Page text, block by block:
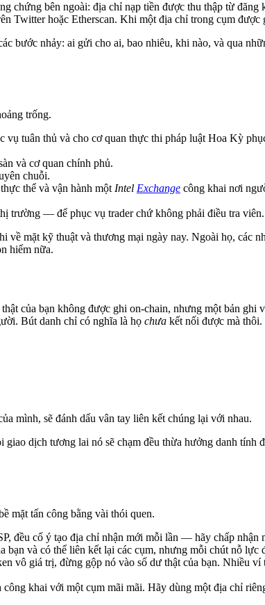
chứng bên ngoài: địa chỉ nạp tiền được thu thập từ đăng
Twitter hoặc Etherscan. Khi một địa chỉ trong cụm được
bước nhảy: ai gửi cho ai, bao nhiêu, khi nào, và qua
trống.
vụ tuân thủ và cho cơ quan thực thi pháp luật Hoa Kỳ
và cơ quan chính phủ.
chuỗi.
thể và vận hành một Intel Exchange công khai nơi
trường — để phục vụ trader chứ không phải điều tra viên.
mặt kỹ thuật và thương mại ngày nay. Ngoài họ, các
hiếm nữa.
thật của bạn không được ghi on-chain, nhưng một bản ghi
Bút danh chỉ có nghĩa là họ chưa kết nối được mà thôi.
mình, sẽ đánh dấu vân tay liên kết chúng lại với nhau.
dịch tương lai nó sẽ chạm đều thừa hưởng danh
mặt tấn công bằng vài thói quen.
đều cố ý tạo địa chỉ nhận mới mỗi lần — hãy chấp nhận
và có thể liên kết lại các cụm, nhưng mỗi chút nỗ lực
vô giá trị, đừng gộp nó vào số dư thật của bạn. Nhiều
khai với một cụm mãi mãi. Hãy dùng một địa chỉ